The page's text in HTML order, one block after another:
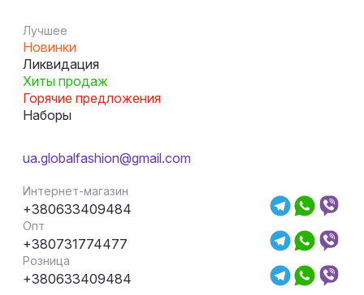
Лучшее
Новинки
Ликвидация
Хиты продаж
Горячие предложения
Наборы
ua.globalfashion@gmail.com
Интернет-магазин
+380633409484
Опт
+380731774477
Розница
+380633409484